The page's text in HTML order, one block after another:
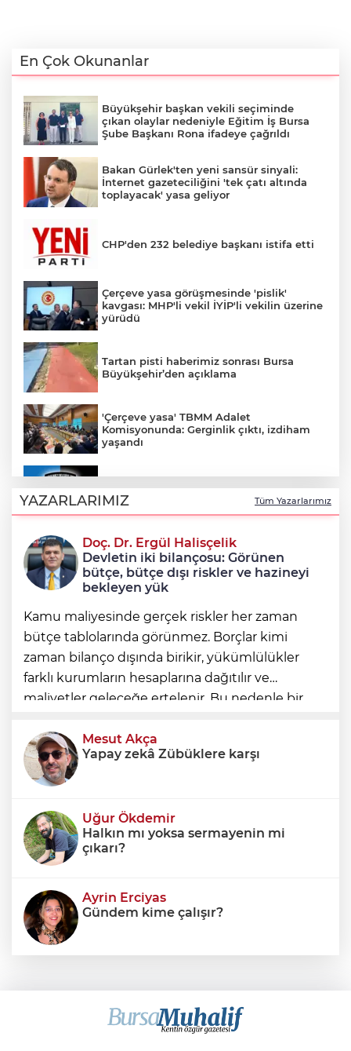
En Çok Okunanlar
Büyükşehir başkan vekili seçiminde
çıkan olaylar nedeniyle Eğitim İş Bursa
Şube Başkanı Rona ifadeye çağrıldı
Bakan Gürlek'ten yeni sansür sinyali:
İnternet gazeteciliğini 'tek çatı altında
toplayacak' yasa geliyor
CHP'den 232 belediye başkanı istifa etti
Çerçeve yasa görüşmesinde 'pislik'
kavgası: MHP'li vekil İYİP'li vekilin üzerine
yürüdü
Tartan pisti haberimiz sonrası Bursa
Büyükşehir’den açıklama
'Çerçeve yasa' TBMM Adalet
Komisyonunda: Gerginlik çıktı, izdiham
yaşandı
sözleşme imzaladı
Çerçeve yasa teklifi Adalet
Komisyonunda kabul edildi
YAZARLARIMIZ Tüm Yazarlarımız
Doç. Dr. Ergül Halisçelik
Devletin iki bilançosu: Görünen
bütçe, bütçe dışı riskler ve hazineyi
bekleyen yük
Kamu maliyesinde gerçek riskler her zaman
bütçe tablolarında görünmez. Borçlar kimi
zaman bilanço dışında birikir, yükümlülükler
farklı kurumların hesaplarına dağıtılır ve
maliyetler geleceğe ertelenir. Bu nedenle bir
yalnızca bütçe açığına veya resmi borç stok
Mesut Akça
Yapay zekâ Zübüklere karşı
Uğur Ökdemir
Halkın mı yoksa sermayenin mi
çıkarı?
Ayrin Erciyas
Gündem kime çalışır?
Savaşların gölgesinde engellilik,
doğa ve kaybedilen gelecek